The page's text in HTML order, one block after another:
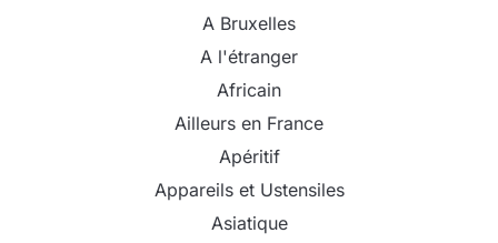
A Bruxelles
A l'étranger
Africain
Ailleurs en France
Apéritif
Appareils et Ustensiles
Asiatique